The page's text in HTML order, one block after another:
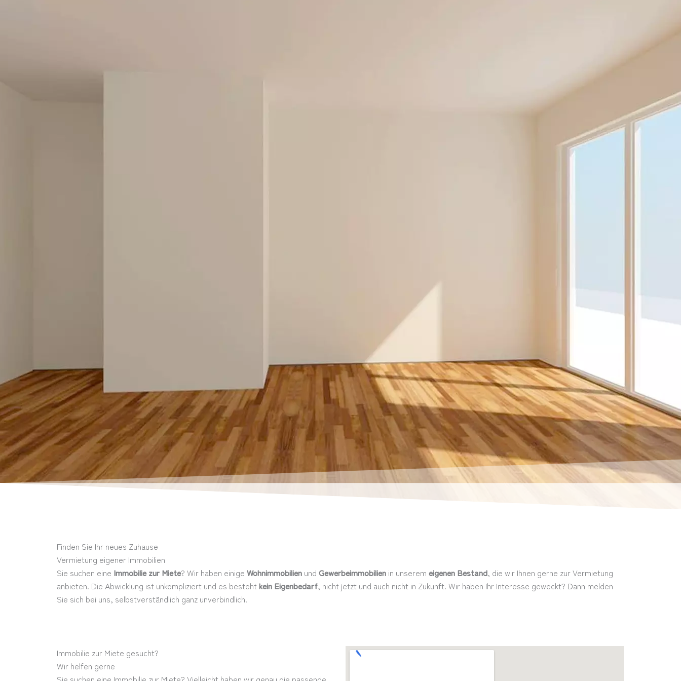
Finden Sie Ihr neues Zuhause
Vermietung eigener Immobilien
Sie suchen eine Immobilie zur Miete? Wir haben einige Wohnimmobilien und Gewerbeimmobilien in unserem eigenen Bestand, die wir Ihnen gerne zur Vermietung
anbieten. Die Abwicklung ist unkompliziert und es besteht kein Eigenbedarf, nicht jetzt und auch nicht in Zukunft. Wir haben Ihr Interesse geweckt? Dann melden
Sie sich bei uns, selbstverständlich ganz unverbindlich.
Immobilie zur Miete gesucht?
Wir helfen gerne